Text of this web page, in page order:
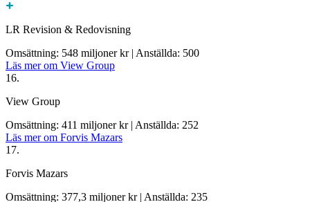
LR Revision & Redovisning
Omsättning: 548 miljoner kr | Anställda: 500
Läs mer om View Group
16.
View Group
Omsättning: 411 miljoner kr | Anställda: 252
Läs mer om Forvis Mazars
17.
Forvis Mazars
Omsättning: 377,3 miljoner kr | Anställda: 235